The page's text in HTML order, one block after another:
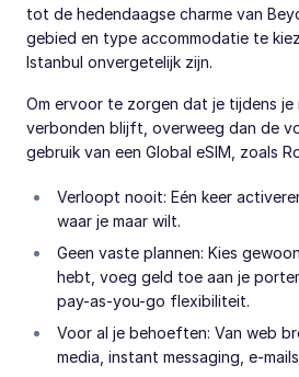
tot de hedendaagse charme van
gebied en type accommodatie te
Istanbul onvergetelijk zijn.
Om ervoor te zorgen dat je tijdens je
verbonden blijft, overweeg dan de
gebruik van een Global eSIM, zoals
Verloopt nooit: Eén keer
waar je maar wilt.
Geen vaste plannen: Kies
hebt, voeg geld toe aan je
pay-as-you-go flexibiliteit.
Voor al je behoeften: Van web
media, instant messaging, e-